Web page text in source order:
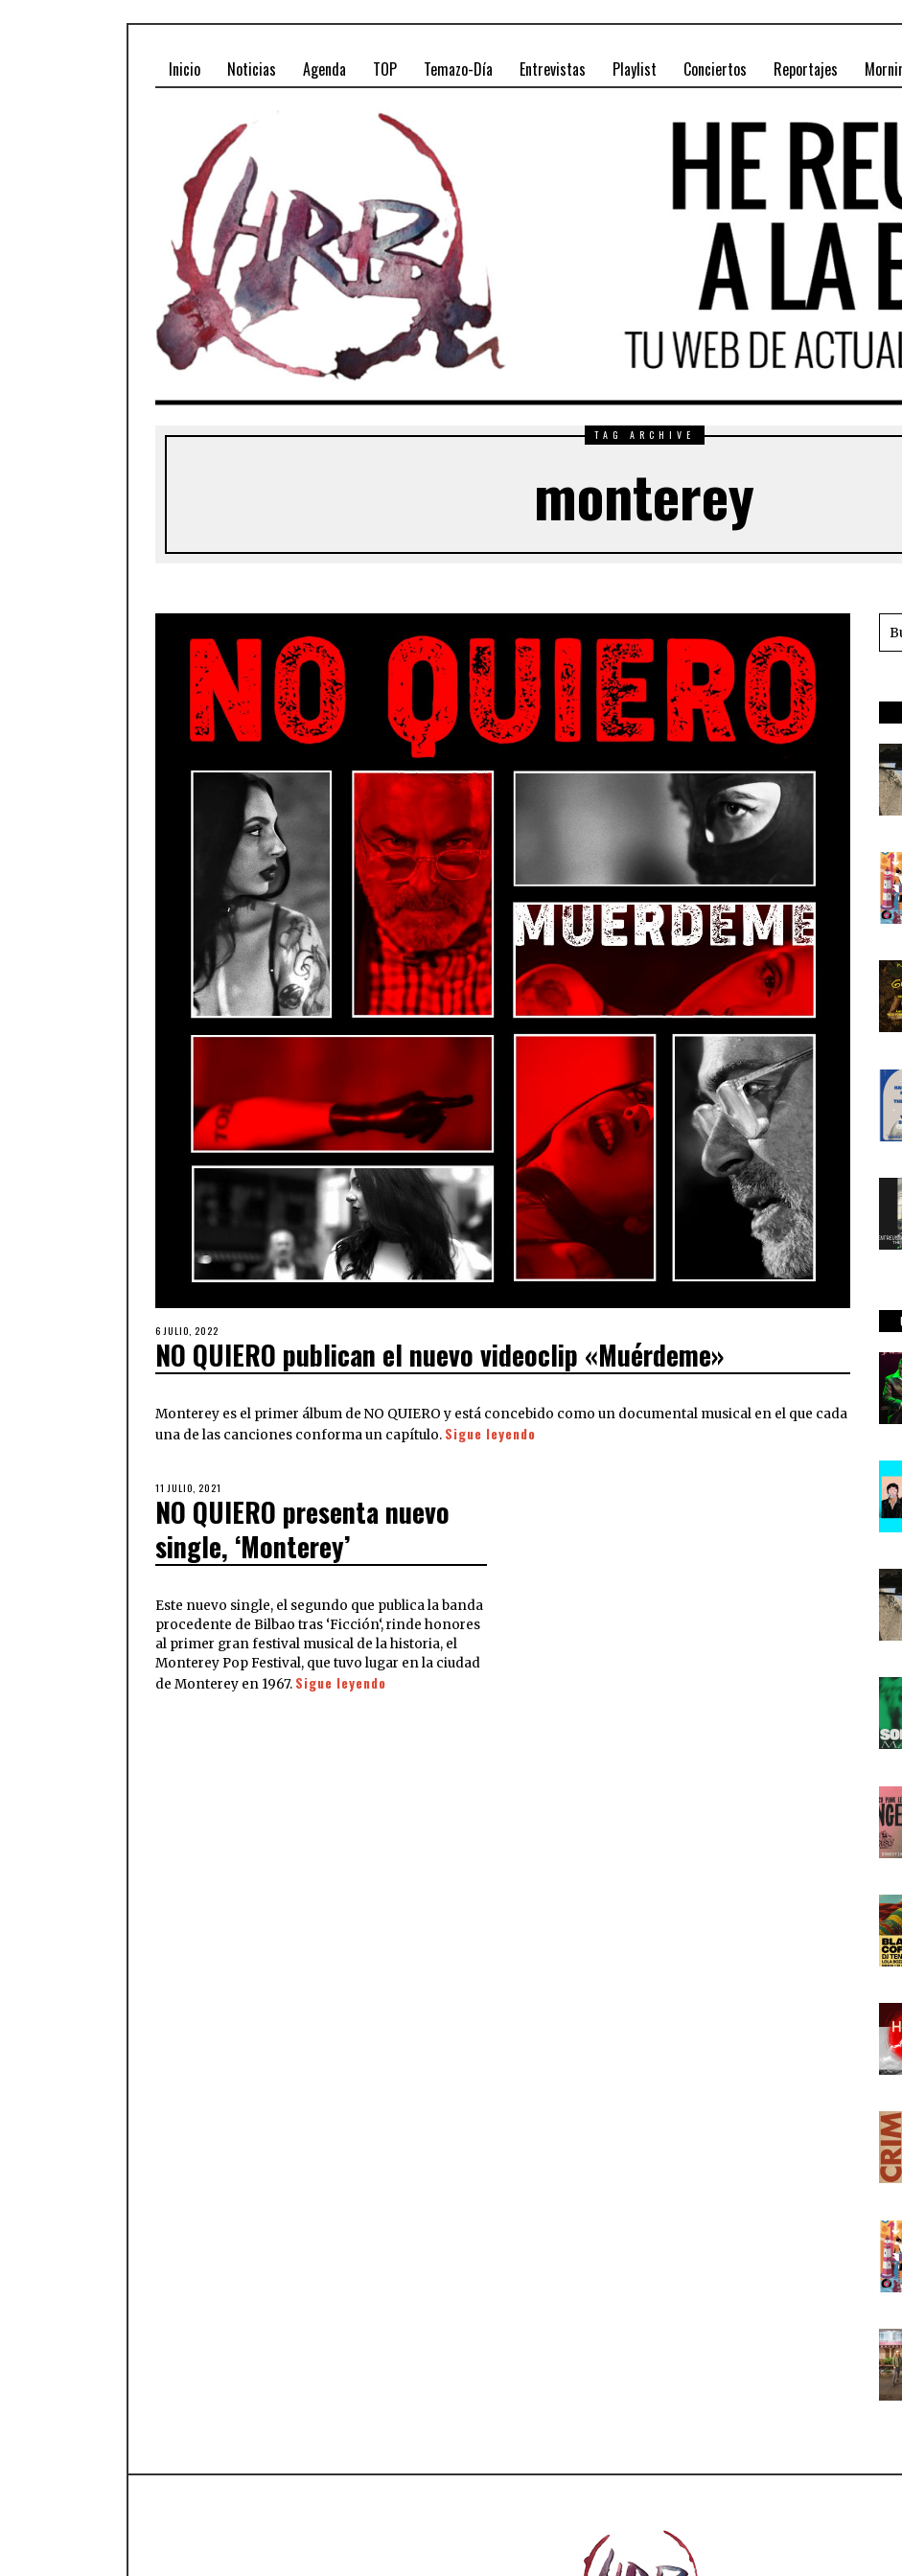
Inicio Noticias Agenda TOP Temazo-Día Entrevistas Playlist Conciertos Reportajes
TAG ARCHIVE
monterey
6 JULIO, 2022
NO QUIERO publican el nuevo videoclip «Muérdeme»
Monterey es el primer álbum de NO QUIERO y está concebido como un documental musical en el que cada
una de las canciones conforma un capítulo. Sigue leyendo
11 JULIO, 2021
NO QUIERO presenta nuevo
single, ‘Monterey’
Este nuevo single, el segundo que publica la banda
procedente de Bilbao tras ‘Ficción‘, rinde honores
al primer gran festival musical de la historia, el
Monterey Pop Festival, que tuvo lugar en la ciudad
de Monterey en 1967. Sigue leyendo